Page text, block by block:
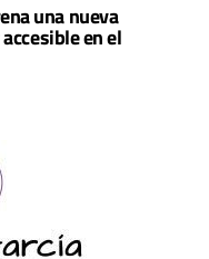
una nueva
en el